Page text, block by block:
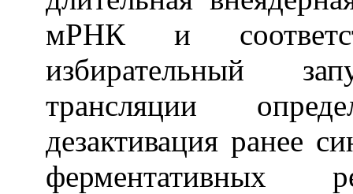
мРНК и
избирательный
трансляции
дезактивация ранее
ферментативных